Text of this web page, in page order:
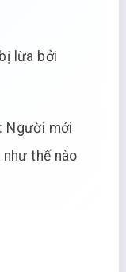
lừa bởi
: Người mới
thế nào